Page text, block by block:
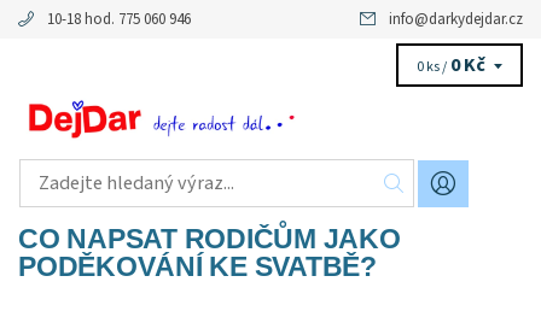
10-18 hod. 775 060 946 info@darkydejdar.cz
0 ks / 0 Kč
CO NAPSAT RODIČŮM JAKO
PODĚKOVÁNÍ KE SVATBĚ?